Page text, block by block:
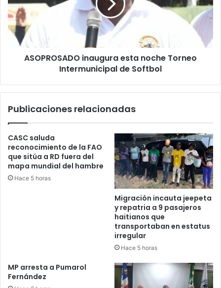
Torneo
Intermunicipal
de
Softbol
ASOPROSADO inaugura esta noche Torneo
Intermunicipal de Softbol
Publicaciones relacionadas
CASC saluda
reconocimiento de la FAO
que sitúa a RD fuera del
mapa mundial del hambre
Hace 5 horas
Migración incauta jeepeta
y repatria a 9 pasajeros
haitianos que
transportaban en estatus
irregular
Hace 5 horas
MP arresta a Pumarol
Fernández